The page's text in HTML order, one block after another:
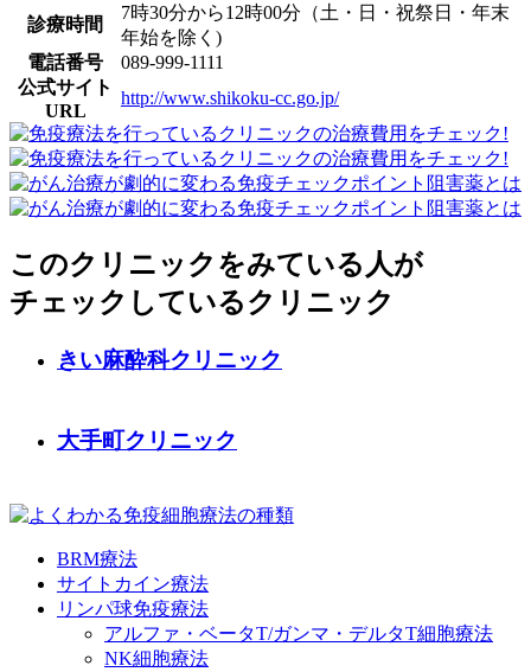
診療時間
7時30分から12時00分（土・日・祝祭日・年末
年始を除く)
電話番号
089-999-1111
公式サイト
URL
http://www.shikoku-cc.go.jp/
このクリニックをみている人が
チェックしているクリニック
きい麻酔科クリニック
大手町クリニック
BRM療法
サイトカイン療法
リンパ球免疫療法
アルファ・ベータT/ガンマ・デルタT細胞療法
NK細胞療法